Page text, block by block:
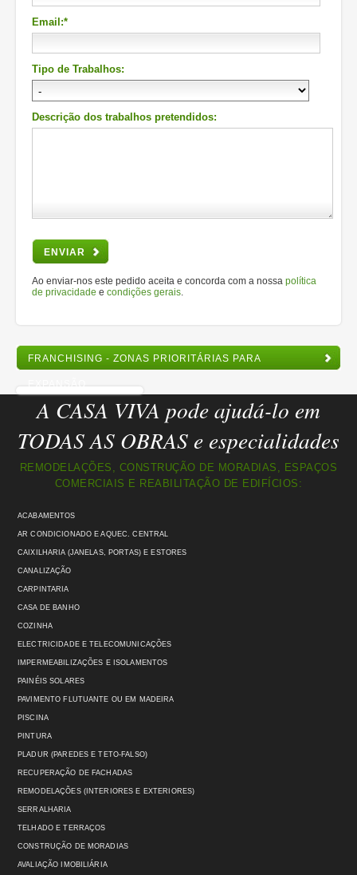
Email:*
Tipo de Trabalhos:
Descrição dos trabalhos pretendidos:
ENVIAR
Ao enviar-nos este pedido aceita e concorda com a nossa política
de privacidade e condições gerais
FRANCHISING - ZONAS PRIORITÁRIAS PARA
EXPANSÃO
A CASA VIVA pode ajudá-lo em
TODAS AS OBRAS e especialidades
REMODELAÇÕES, CONSTRUÇÃO DE MORADIAS, ESPAÇOS
COMERCIAIS E REABILITAÇÃO DE EDIFÍCIOS:
ACABAMENTOS
AR CONDICIONADO E AQUEC. CENTRAL
CAIXILHARIA (JANELAS, PORTAS) E ESTORES
CANALIZAÇÃO
CARPINTARIA
CASA DE BANHO
COZINHA
ELECTRICIDADE E TELECOMUNICAÇÕES
IMPERMEABILIZAÇÕES E ISOLAMENTOS
PAINÉIS SOLARES
PAVIMENTO FLUTUANTE OU EM MADEIRA
PISCINA
PINTURA
PLADUR (PAREDES E TETO-FALSO)
RECUPERAÇÃO DE FACHADAS
REMODELAÇÕES (INTERIORES E EXTERIORES)
SERRALHARIA
TELHADO E TERRAÇOS
CONSTRUÇÃO DE MORADIAS
AVALIAÇÃO IMOBILIÁRIA